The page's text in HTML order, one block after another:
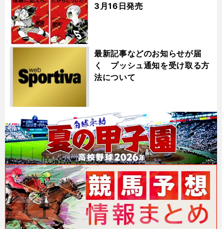
3月16日発売
最新記事などのお知らせが届
く プッシュ通知を受け取る方
法について